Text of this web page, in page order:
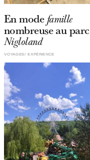
En mode famille
nombreuse au parc
Nigloland
EXPÉRIENCE
VOYAGES